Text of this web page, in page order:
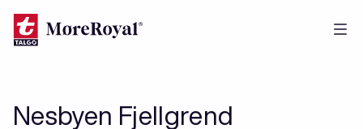
Hopp
Nesbyen Fjellgrend